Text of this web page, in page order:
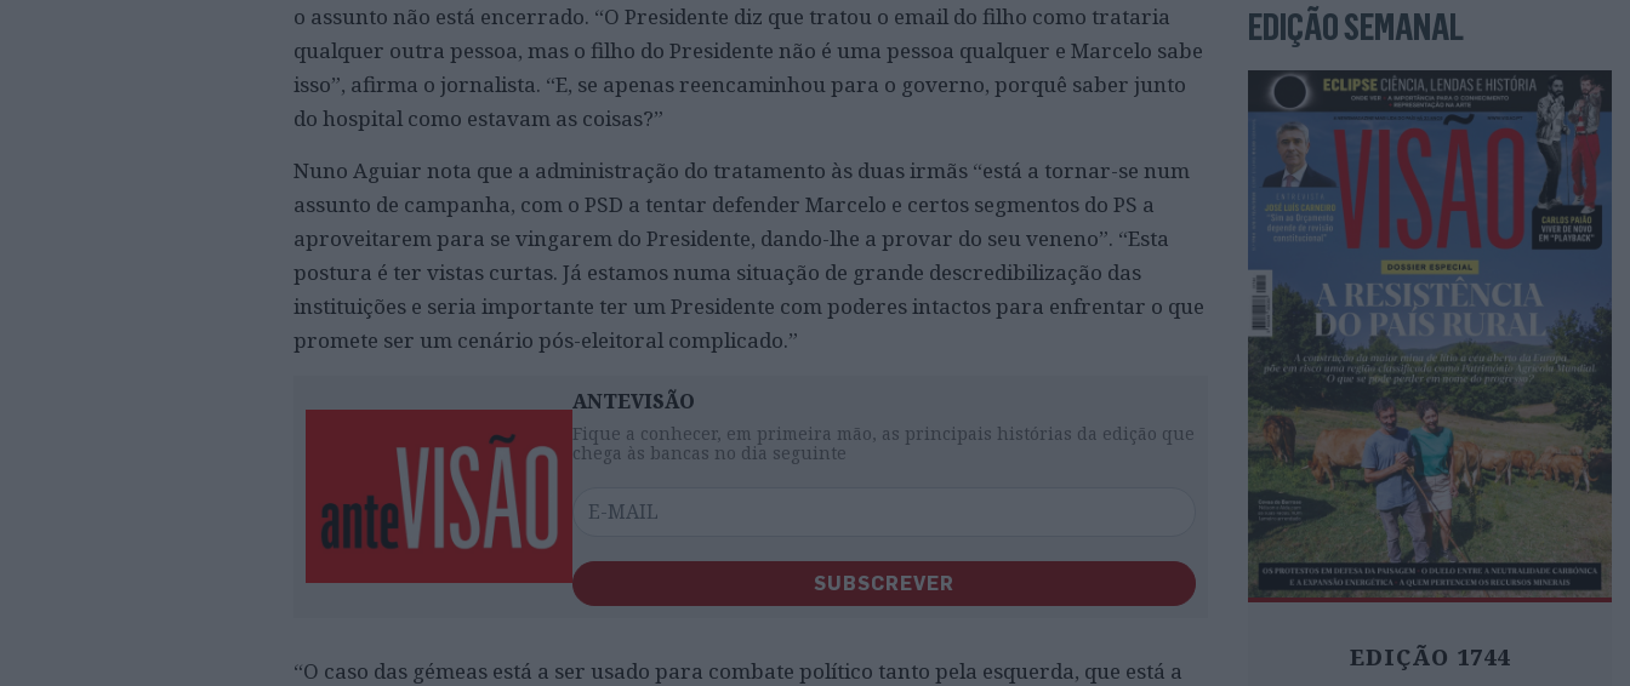
o assunto não está encerrado. “O Presidente diz que tratou o email do filho como trataria
qualquer outra pessoa, mas o filho do Presidente não é uma pessoa qualquer e Marcelo sabe
isso”, afirma o jornalista. “E, se apenas reencaminhou para o governo, porquê saber junto
do hospital como estavam as coisas?”
Nuno Aguiar nota que a administração do tratamento às duas irmãs “está a tornar-se num
assunto de campanha, com o PSD a tentar defender Marcelo e certos segmentos do PS a
aproveitarem para se vingarem do Presidente, dando-lhe a provar do seu veneno”. “Esta
postura é ter vistas curtas. Já estamos numa situação de grande descredibilização das
instituições e seria importante ter um Presidente com poderes intactos para enfrentar o que
promete ser um cenário pós-eleitoral complicado.”
ANTEVISÃO
Fique a conhecer, em primeira mão, as principais histórias da edição que
chega às bancas no dia seguinte
SUBSCREVER
“O caso das gémeas está a ser usado para combate político tanto pela esquerda, que está a
EDIÇÃO SEMANAL
EDIÇÃO 1744